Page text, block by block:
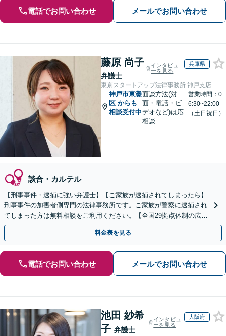
電話でお問い合わせ メールでお問い合わせ
藤原 尚子
弁護士
インタビュ
ーを見る
兵庫県
東京スタートアップ法律事務所 神戸支店
神戸市東灘
区 からも
相談受付中
面談方法(対
面・電話・ビ
デオなど)は応
相談
営業時間：0
6:30~22:00
（土日祝日）
談合・カルテル
【刑事事件・逮捕に強い弁護士】【ご家族が逮捕されてしまったら】
刑事事件の加害者側専門の法律事務所です。ご家族が警察に逮捕され
てしまった方は無料相談をご利用ください。【全国29拠点体制の広域
対応】【弁護士待機中/当日中の電話相談可(予約制)】
料金表を見る
電話でお問い合わせ メールでお問い合わせ
池田 紗希
子 弁護士
インタビュ
ーを見る
大阪府